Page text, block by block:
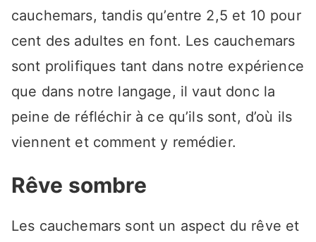
cauchemars, tandis qu’entre 2,5 et 10 pour
cent des adultes en font. Les cauchemars
sont prolifiques tant dans notre expérience
que dans notre langage, il vaut donc la
peine de réfléchir à ce qu’ils sont, d’où ils
viennent et comment y remédier.
Rêve sombre
Les cauchemars sont un aspect du rêve et